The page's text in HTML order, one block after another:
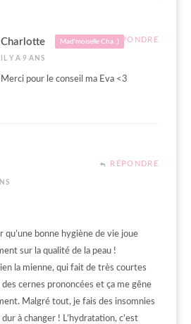
Charlotte Mad'moiselle Cha :)
IL Y A 9 ANS
RÉPONDRE
Merci pour le conseil ma Eva <3
RÉPONDRE
qu’une bonne hygiène de vie joue
sur la qualité de la peau !
la mienne, qui fait de très courtes
des cernes prononcées et ça me gêne
Malgré tout, je fais des insomnies
à changer ! L’hydratation, c’est